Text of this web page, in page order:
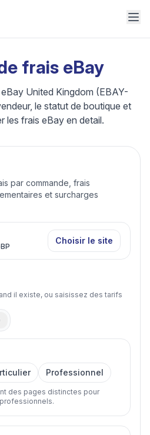
frais eBay
United Kingdom (EBAY-
le statut de boutique et
les frais eBay en detail.
par commande, frais
et surcharges
Choisir le site
il existe, ou saisissez des tarifs
Professionnel
des pages distinctes pour